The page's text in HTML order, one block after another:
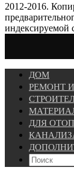
2012-2016.
индексируемой
ДОМ
РЕМОНТ
ДЛЯ